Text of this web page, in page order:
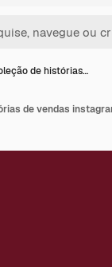
de histórias…
de vendas